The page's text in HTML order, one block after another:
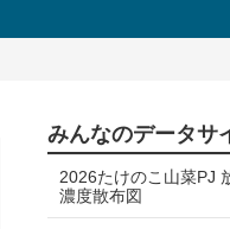
みんなのデータサ
2026たけのこ山菜PJ
濃度散布図